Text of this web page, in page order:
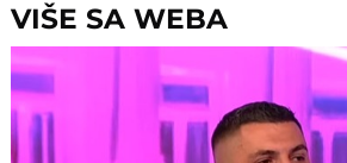
VIŠE SA WEBA